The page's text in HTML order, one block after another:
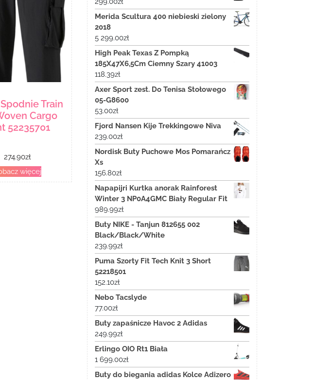
Train
Cargo
52235701
274.90zł
więcej
Merida Scultura 400 niebieski zielony
2018
5 299.00zł
High Peak Texas Z Pompką
185X47X6,5Cm Ciemny Szary 41003
118.39zł
Axer Sport zest. Do Tenisa Stołowego
05-G8600
53.00zł
Fjord Nansen Kije Trekkingowe Niva
239.00zł
Nordisk Buty Puchowe Mos Pomarańcz
Xs
156.80zł
Napapijri Kurtka anorak Rainforest
Winter 3 NP0A4GMC Biały Regular Fit
989.99zł
Buty NIKE - Tanjun 812655 002
Black/Black/White
239.99zł
Puma Szorty Fit Tech Knit 3 Short
52218501
152.10zł
Nebo Tacslyde
77.00zł
Buty zapaśnicze Havoc 2 Adidas
249.99zł
Erlingo OIO Rt1 Biała
1 699.00zł
Buty do biegania adidas Kolce Adizero